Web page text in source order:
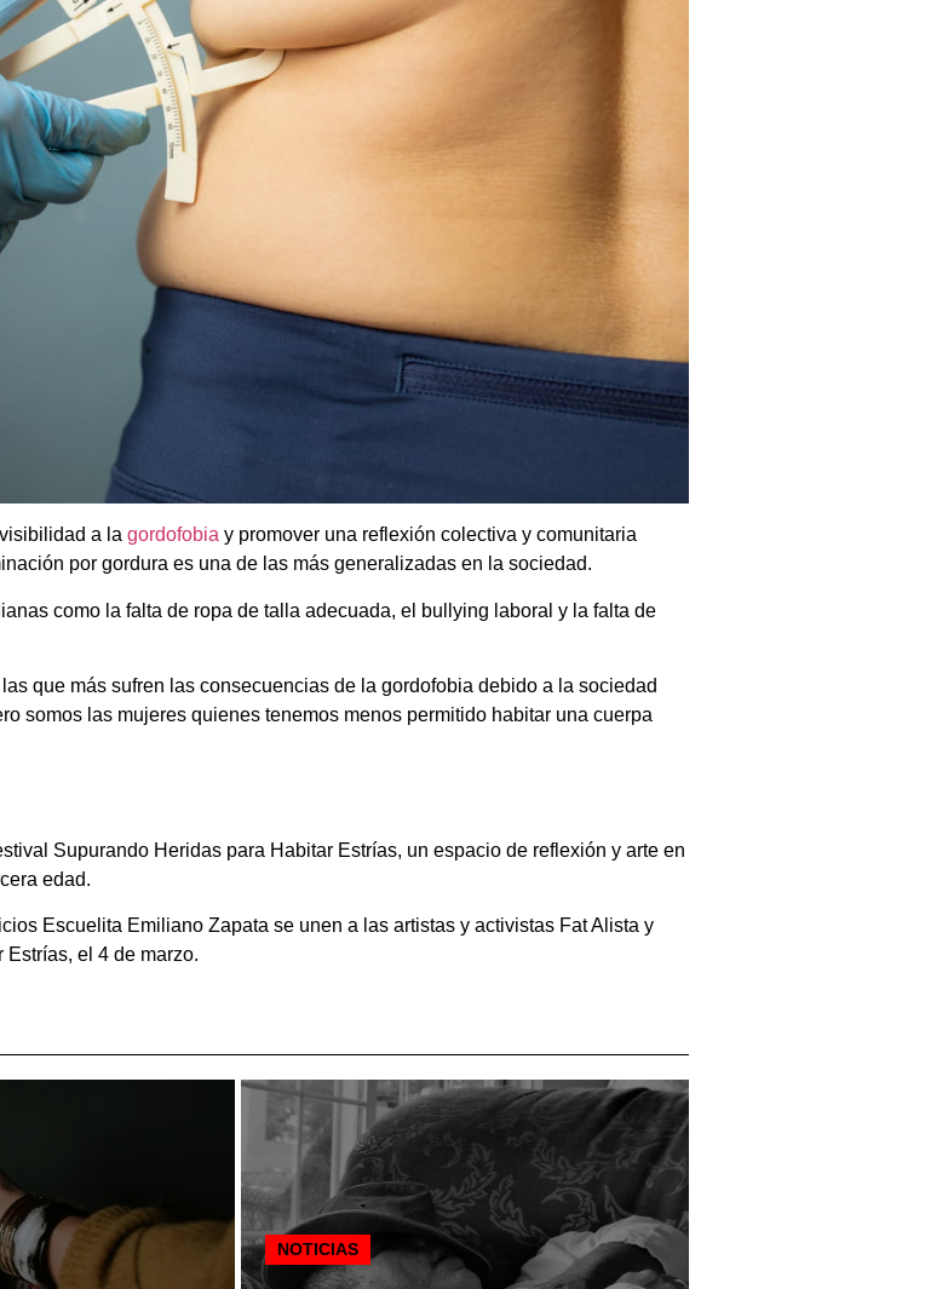
a la gordofobia y promover una reflexión colectiva y comunitaria
por gordura es una de las más generalizadas en la sociedad.
como la falta de ropa de talla adecuada, el bullying laboral y la falta de
que más sufren las consecuencias de la gordofobia debido a la sociedad
somos las mujeres quienes tenemos menos permitido habitar una cuerpa
Supurando Heridas para Habitar Estrías, un espacio de reflexión y arte en
edad.
Escuelita Emiliano Zapata se unen a las artistas y activistas Fat Alista y
el 4 de marzo.
NOTICIAS